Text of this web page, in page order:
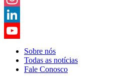
Instagram
LinkedIn
YouTube
Channel
Sobre nós
Todas as notícias
Fale Conosco